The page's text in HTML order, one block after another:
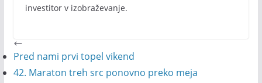
investitor v izobraževanje.
Pred nami prvi topel vikend
42. Maraton treh src ponovno preko meja